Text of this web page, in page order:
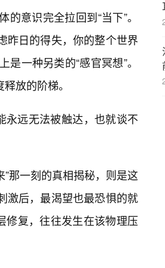
意识完全拉回到“当下”。
昨日的得失，你的整个世界
一种另类的“感官冥想”。
放的阶梯。
永远无法被触达，也就谈不
那一刻的真相揭秘，则是这
激后，最渴望也最恐惧的就
修复，往往发生在该物理压